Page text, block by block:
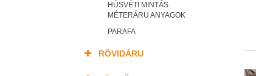
HÚSVÉTI MINTÁS
MÉTERÁRU ANYAGOK
PARAFA
RÖVIDÁRU